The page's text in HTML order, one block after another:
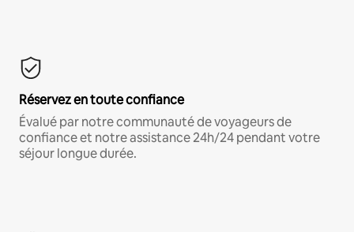
Réservez en toute confiance
Évalué par notre communauté de voyageurs de
confiance et notre assistance 24h/24 pendant votre
séjour longue durée.